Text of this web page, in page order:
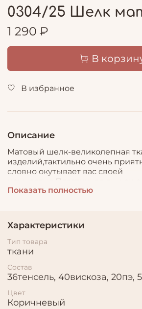
0304/25 Шелк
1 290 ₽
В
В избранное
Описание
Матовый шелк-великолепная
изделий,тактильно очень
словно окутывает вас своей
смотреться в различных
Показать полностью
Характеристики
Тип товара
ткани
Состав
36тенсель, 40вискоза, 20пэ,
Цвет
Коричневый